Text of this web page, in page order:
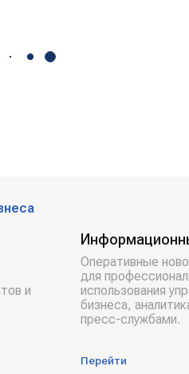
и
Оперативные
для
использования
бизнеса,
пресс-службами.
Перейти